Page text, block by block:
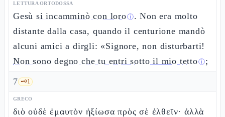
LETTURA ORTODOSSA
Gesù si incamminò con loroⓘ. Non era molto
distante dalla casa, quando il centurione mandò
alcuni amici a dirgli: «Signore, non disturbarti!
Non sono degno che tu entri sotto il mio tettoⓘ;
7 🗝️1
GRECO
διὸ οὐδὲ ἐμαυτὸν ἠξίωσα πρὸς σὲ ἐλθεῖν· ἀλλὰ